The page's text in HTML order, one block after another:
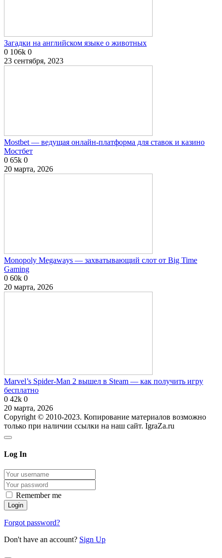
Загадки на английском языке о животных
0 106k 0
23 сентября, 2023
Mostbet — ведущая онлайн-платформа для ставок и казино
Мостбет
0 65k 0
20 марта, 2026
Monopoly Megaways — захватывающий слот от Big Time
Gaming
0 60k 0
20 марта, 2026
Marvel’s Spider-Man 2 вышел в Steam — как получить игру
бесплатно
0 42k 0
20 марта, 2026
Copyright © 2010-2023. Копирование материалов возможно
только при наличии ссылки на наш сайт. IgraZa.ru
Log In
Remember me
Forgot password?
Don't have an account? Sign Up